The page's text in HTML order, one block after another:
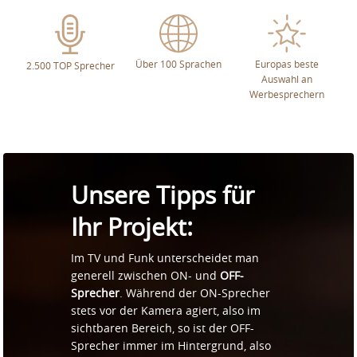
2.500 TOP Sprecher Über 100 Sprachen
Europas beste
Auswahl an
Werbesprechern
Unsere Tipps für
Ihr Projekt:
Im TV und Funk unterscheidet man
generell zwischen ON- undOFF-
Sprecher . Während der ON-Sprecher
stets vor der Kamera agiert, also im
sichtbaren Bereich, so ist der OFF-
Sprecher immer im Hintergrund, also